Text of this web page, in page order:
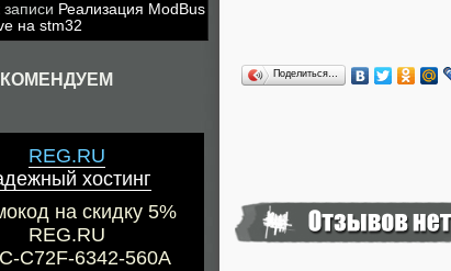
записи Реализация ModBus
на stm32
REG.RU
хостинг
на скидку 5%
REG.RU
C72F-6342-560A
Поделиться…